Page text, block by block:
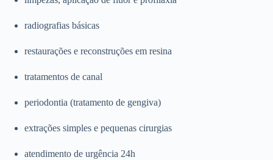
radiografias básicas
restaurações e reconstruções em resina
tratamentos de canal
periodontia (tratamento de gengiva)
extrações simples e pequenas cirurgias
atendimento de urgência 24h